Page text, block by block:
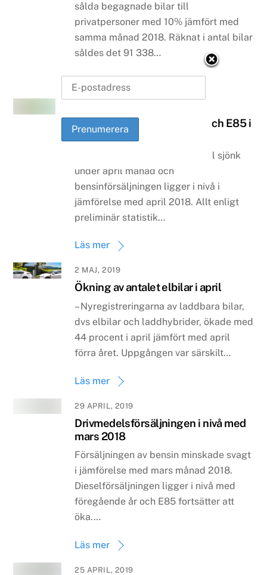
sålda begagnade bilar till
privatpersoner med 10% jämfört med
samma månad 2018. Räknat i antal bilar
såldes det 91 338…
Läs mer
Lägre försäljning av diesel och E85 i
april
Försäljningen av E85 och diesel sjönk
under april månad och
bensinförsäljningen ligger i nivå i
jämförelse med april 2018. Allt enligt
preliminär statistik…
Läs mer
2 MAJ, 2019
Ökning av antalet elbilar i april
– Nyregistreringarna av laddbara bilar,
dvs elbilar och laddhybrider, ökade med
44 procent i april jämfört med april
förra året. Uppgången var särskilt…
Läs mer
29 APRIL, 2019
Drivmedelsförsäljningen i nivå med
mars 2018
Försäljningen av bensin minskade svagt
i jämförelse med mars månad 2018.
Dieselförsäljningen ligger i nivå med
föregående år och E85 fortsätter att
öka.…
Läs mer
25 APRIL, 2019